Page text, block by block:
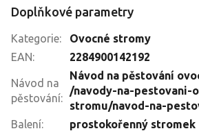
Doplňkové parametry
Kategorie:
Ovocné stromy
EAN: 2284900142192
Návod na
pěstování:
Návod na pěstování
/navody-na-pestovani-
stromu/navod-na-
Balení:
prostokořenný stromek